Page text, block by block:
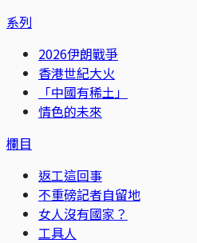
系列
2026伊朗戰爭
香港世紀大火
「中國有稀土」
情色的未來
欄目
返工這回事
不重磅記者自留地
女人沒有國家？
工具人